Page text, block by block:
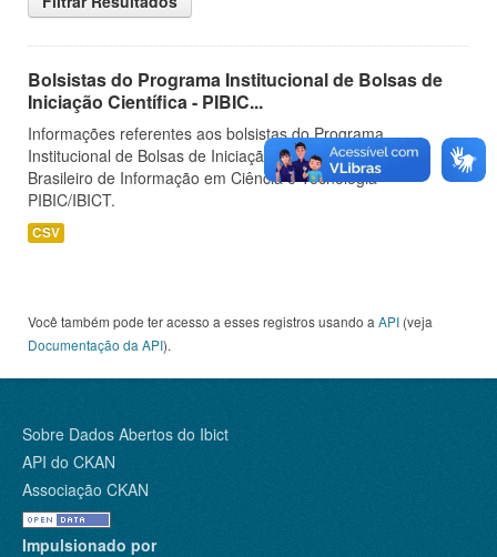
Bolsistas do Programa Institucional de Bolsas de
Iniciação Científica - PIBIC...
Informações referentes aos bolsistas do Programa
Institucional de Bolsas de Iniciação Científica do Instituto
Brasileiro de Informação em Ciência e Tecnologia -
PIBIC/IBICT.
CSV
Você também pode ter acesso a esses registros usando a API (veja
Documentação da API).
Sobre Dados Abertos do Ibict
API do CKAN
Associação CKAN
Impulsionado por